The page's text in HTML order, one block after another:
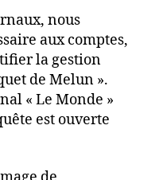
nous
aux comptes,
la gestion
de Melun ».
« Le Monde »
est ouverte